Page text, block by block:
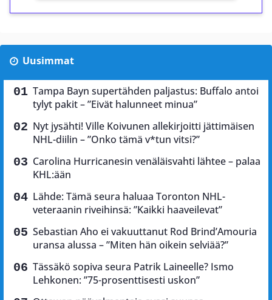
Uusimmat
Tampa Bayn supertähden paljastus: Buffalo antoi
tylyt pakit – ”Eivät halunneet minua”
Nyt jysähti! Ville Koivunen allekirjoitti jättimäisen
NHL-diilin – ”Onko tämä v*tun vitsi?”
Carolina Hurricanesin venäläisvahti lähtee – palaa
KHL:ään
Lähde: Tämä seura haluaa Toronton NHL-
veteraanin riveihinsä: ”Kaikki haaveilevat”
Sebastian Aho ei vakuuttanut Rod Brind’Amouria
uransa alussa – ”Miten hän oikein selviää?”
Tässäkö sopiva seura Patrik Laineelle? Ismo
Lehkonen: ”75-prosenttisesti uskon”